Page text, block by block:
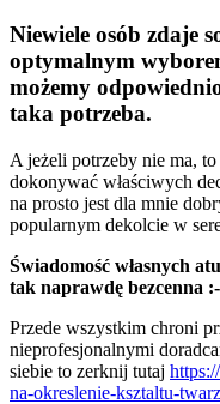
Niewiele osób zdaje
optymalnym
możemy
taka potrzeba.
A jeżeli potrzeby nie ma, to
dokonywać właściwych
na prosto jest dla mnie
popularnym dekolcie w
Świadomość własnych
tak naprawdę bezcenna
Przede wszystkim chroni
nieprofesjonalnymi
siebie to zerknij tutaj
na-okreslenie-ksztaltu-